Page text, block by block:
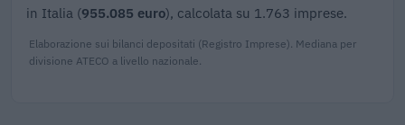
in Italia (955.085 euro), calcolata su 1.763 imprese.
Elaborazione sui bilanci depositati (Registro Imprese). Mediana per
divisione ATECO a livello nazionale.